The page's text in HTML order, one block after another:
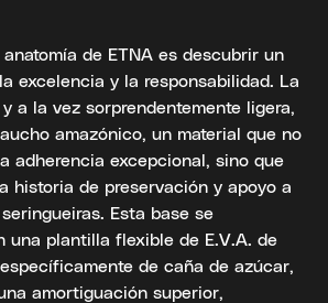
de ETNA es descubrir un
excelencia y la responsabilidad. La
a la vez sorprendentemente ligera,
amazónico, un material que no
adherencia excepcional, sino que
historia de preservación y apoyo a
Esta base se
una plantilla flexible de E.V.A. de
de caña de azúcar,
amortiguación superior,